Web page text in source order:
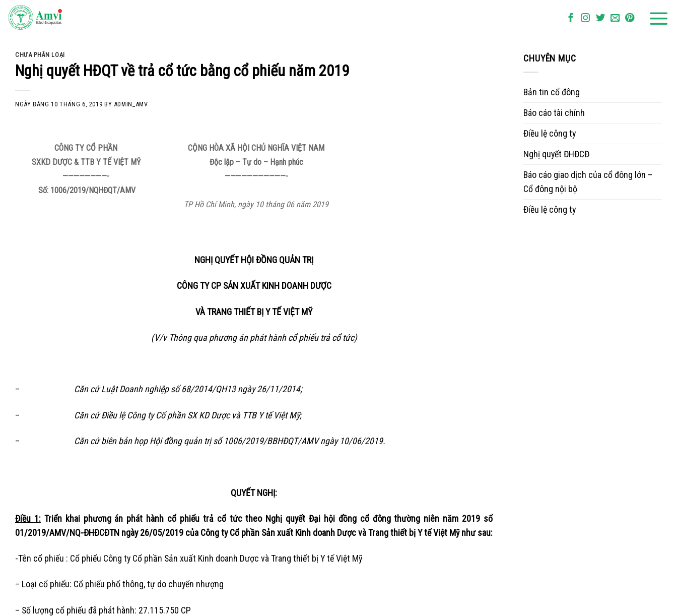
Skip
CHƯA PHÂN LOẠI
Nghị quyết HĐQT về trả cổ tức bằng cổ phiếu năm 2019
NGÀY ĐĂNG10 THÁNG 6, 2019 BY ADMIN_AMV
CÔNG TY CỔ PHẦN
SXKD DƯỢC & TTB Y TẾ VIỆT MỸ
————————-
Số: 1006/2019/NQHĐQT/AMV
CỘNG HÒA XÃ HỘI CHỦ NGHĨA VIỆT NAM
Độc lập – Tự do – Hạnh phúc
———————————-
TP Hồ Chí Minh, ngày 10 tháng 06 năm 2019
NGHỊ QUYẾT HỘI ĐỒNG QUẢN TRỊ
CÔNG TY CP SẢN XUẤT KINH DOANH DƯỢC
VÀ TRANG THIẾT BỊ Y TẾ VIỆT MỸ
(V/v Thông qua phương án phát hành cổ phiếu trả cổ tức)
– Căn cứ Luật Doanh nghiệp số 68/2014/QH13 ngày 26/11/2014;
– Căn cứ Điều lệ Công ty Cổ phần SX KD Dược và TTB Y tế Việt Mỹ;
– Căn cứ biên bản họp Hội đồng quản trị số 1006/2019/BBHĐQT/AMV ngày 10/06/2019.
QUYẾT NGHỊ:
Điều 1:Triển khai phương án phát hành cổ phiếu trả cổ tức theo Nghị quyết Đại hội đồng cổ đông thường niên năm 2019 số
01/2019/AMV/NQ-ĐHĐCĐTN ngày 26/05/2019 của Công ty Cổ phần Sản xuất Kinh doanh Dược và Trang thiết bị Y tế Việt Mỹ như sau:
-Tên cổ phiếu : Cổ phiếu Công ty Cổ phần Sản xuất Kinh doanh Dược và Trang thiết bị Y tế Việt Mỹ
– Loại cổ phiếu: Cổ phiếu phổ thông, tự do chuyển nhượng
– Số lượng cổ phiếu đã phát hành: 27.115.750 CP
CHUYÊN MỤC
Bản tin cổ đông
Báo cáo tài chính
Điều lệ công ty
Nghị quyết ĐHĐCĐ
Báo cáo giao dịch của cổ đông lớn –
Cổ đông nội bộ
Điều lệ công ty